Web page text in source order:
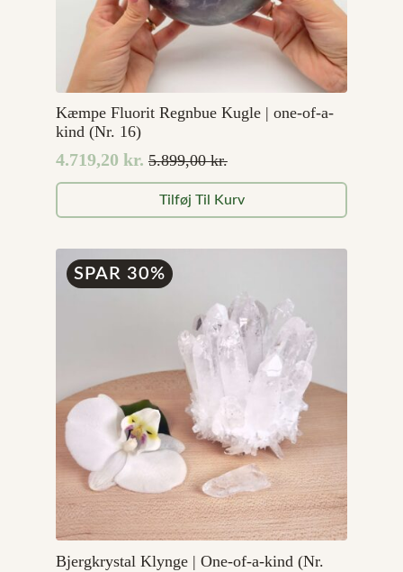
Kæmpe Fluorit Regnbue Kugle | one-of-a-
kind (Nr. 16)
5.899,00kr.
Den
oprindelige
pris
5.899,00 kr..
4.719,20 kr.
Den
aktuelle
pris
4.719,20 kr..
Tilføj Til Kurv
SPAR 30%
Bjergkrystal Klynge | One-of-a-kind (Nr.